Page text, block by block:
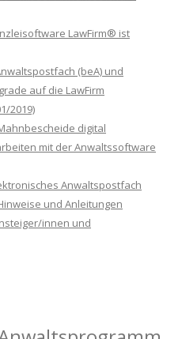
LawFirm® ist
(beA) und
auf die LawFirm
2019)
digital
mit der Anwaltssoftware
Anwaltspostfach
und Anleitungen
innen und